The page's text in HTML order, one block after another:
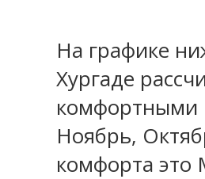
На графике
Хургаде
комфортными
Ноябрь,
комфорта это